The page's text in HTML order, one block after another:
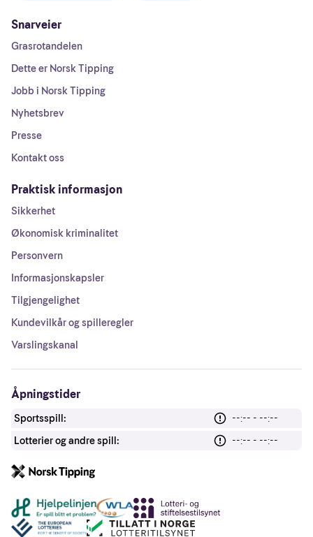
Snarveier
Grasrotandelen
Dette er Norsk Tipping
Jobb i Norsk Tipping
Nyhetsbrev
Presse
Kontakt oss
Praktisk informasjon
Sikkerhet
Økonomisk kriminalitet
Personvern
Informasjonskapsler
Tilgjengelighet
Kundevilkår og spilleregler
Varslingskanal
Åpningstider
Sportsspill:
--:-- - --:--
Lotterier og andre spill:
--:-- - --:--
Andre lenker